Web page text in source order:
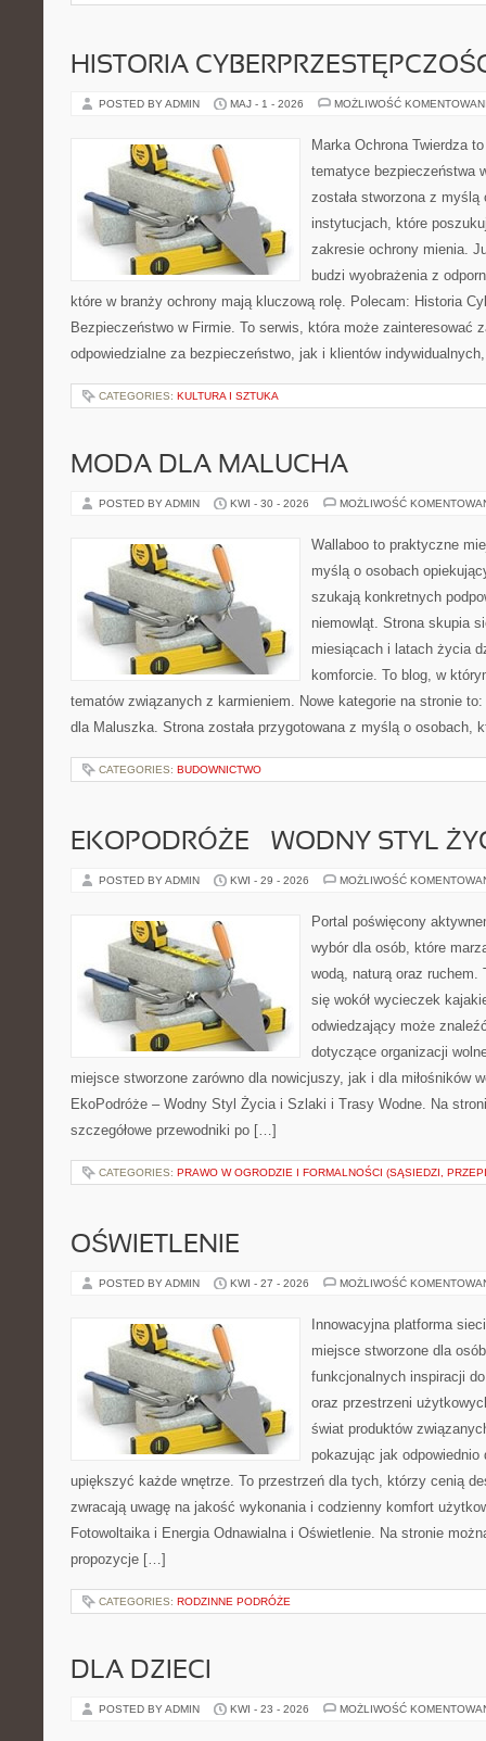
HISTORIA
POSTED BY ADMIN MAJ - 1 - 2026 MOŻLIWOŚĆ
Marka Ochrona Twierdza
tematyce bezpieczeństwa
została stworzona z
instytucjach, które
zakresie ochrony mienia.
budzi wyobrażenia z
które w branży ochrony mają kluczową rolę. Polecam: Historia
Bezpieczeństwo w Firmie. To serwis, która może zainteresować
odpowiedzialne za bezpieczeństwo, jak i klientów
CATEGORIES: KULTURA I SZTUKA
MODA DLA MALUCHA
POSTED BY ADMIN KWI - 30 - 2026 MOŻLIWOŚĆ
Wallaboo to praktyczne
myślą o osobach
szukają konkretnych
niemowląt. Strona skupia
miesiącach i latach życia
komforcie. To blog, w
tematów związanych z karmieniem. Nowe kategorie na stronie
dla Maluszka. Strona została przygotowana z myślą o osobach,
CATEGORIES: BUDOWNICTWO
EKOPODRÓŻE – WODNY STYL
POSTED BY ADMIN KWI - 29 - 2026 MOŻLIWOŚĆ
Portal poświęcony
wybór dla osób, które
wodą, naturą oraz ruchem.
się wokół wycieczek
odwiedzający może
dotyczące organizacji
miejsce stworzone zarówno dla nowicjuszy, jak i dla miłośników
EkoPodróże – Wodny Styl Życia i Szlaki i Trasy Wodne. Na
szczegółowe przewodniki po […]
CATEGORIES: PRAWO W OGRODZIE I FORMALNOŚCI (SĄSIEDZI,
OŚWIETLENIE
POSTED BY ADMIN KWI - 27 - 2026 MOŻLIWOŚĆ
Innowacyjna platforma
miejsce stworzone dla
funkcjonalnych inspiracji
oraz przestrzeni
świat produktów
pokazując jak odpowiednio
upiększyć każde wnętrze. To przestrzeń dla tych, którzy cenią
zwracają uwagę na jakość wykonania i codzienny komfort
Fotowoltaika i Energia Odnawialna i Oświetlenie. Na stronie
propozycje […]
CATEGORIES: RODZINNE PODRÓŻE
DLA DZIECI
POSTED BY ADMIN KWI - 23 - 2026 MOŻLIWOŚĆ